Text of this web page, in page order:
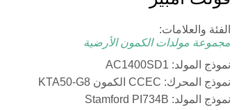
الفئة والعلامات:
مجموعة مولدات الكمون الأرضية
نموذج المولد: AC1400SD1
نموذج المحرك: CCEC الكمون KTA50-G8
نموذج المولد: Stamford PI734B